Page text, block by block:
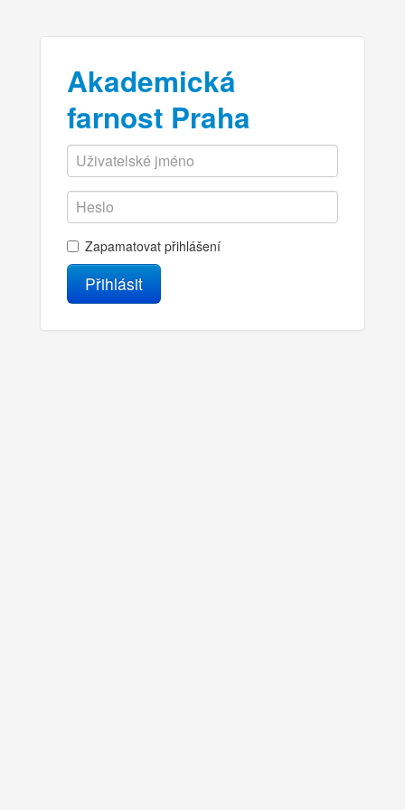
Akademická
farnost Praha
Zapamatovat přihlášení
Přihlásit